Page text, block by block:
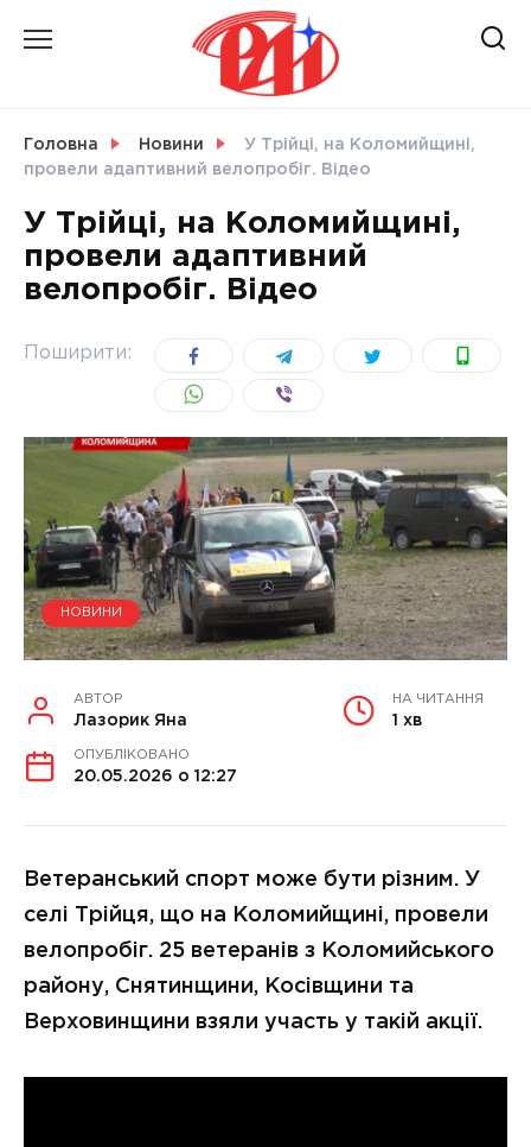
Головна Новини
У Трійці, на Коломийщині,
провели адаптивний велопробіг. Відео
У Трійці, на Коломийщині,
провели адаптивний
велопробіг. Відео
Поширити:
НОВИНИ
АВТОР
Лазорик Яна
НА ЧИТАННЯ
1 хв
ОПУБЛІКОВАНО
20.05.2026 о 12:27
Ветеранський спорт може бути різним. У
селі Трійця, що на Коломийщині, провели
велопробіг. 25 ветеранів з Коломийського
району, Снятинщини, Косівщини та
Верховинщини взяли участь у такій акції.